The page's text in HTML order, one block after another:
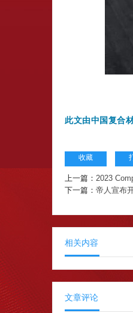
此文由中国复合
收藏
上一篇： 2023
下一篇： 帝人宣布
相关内容
文章评论